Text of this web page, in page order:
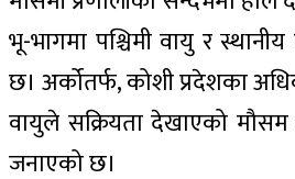
भू-भागमा पश्चिमी वायु र
छ। अर्कोतर्फ, कोशी प्रदेशका
वायुले सक्रियता देखाएको मौसम
जनाएको छ।